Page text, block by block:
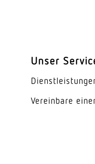
Unser
Vereinbare